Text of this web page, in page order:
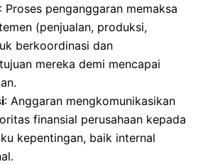
: Proses penganggaran memaksa
(penjualan, produksi,
berkoordinasi dan
mereka demi mencapai
: Anggaran mengkomunikasikan
finansial perusahaan kepada
kepentingan, baik internal